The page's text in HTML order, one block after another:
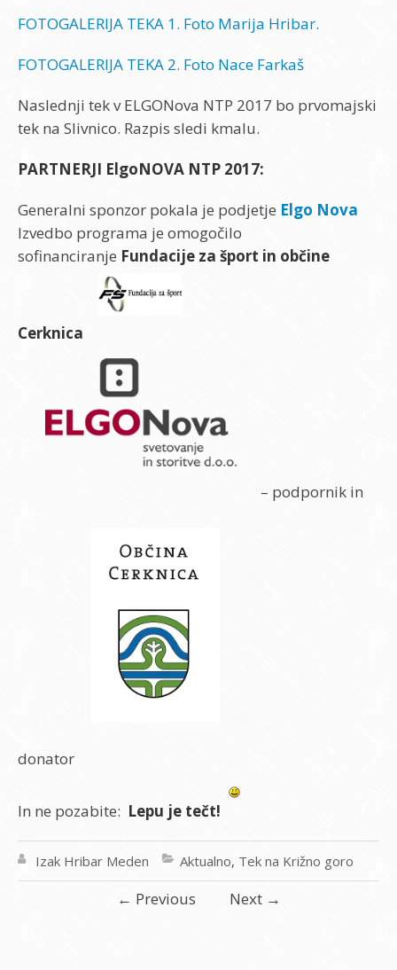
FOTOGALERIJA TEKA 1. Foto Marija Hribar.
FOTOGALERIJA TEKA 2. Foto Nace Farkaš
Naslednji tek v ELGONova NTP 2017 bo prvomajski
tek na Slivnico. Razpis sledi kmalu.
PARTNERJI ElgoNOVA NTP 2017:
Generalni sponzor pokala je podjetje Elgo Nova
Izvedbo programa je omogočilo
sofinanciranje Fundacije za šport in občine
Cerknica
– podpornik in
donator
In ne pozabite: Lepu je tečt!
Izak Hribar Meden Aktualno, Tek na Križno goro
← Previous Next →